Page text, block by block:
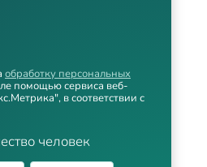
человек
обработку персональных
помощью сервиса веб-
в соответствии с